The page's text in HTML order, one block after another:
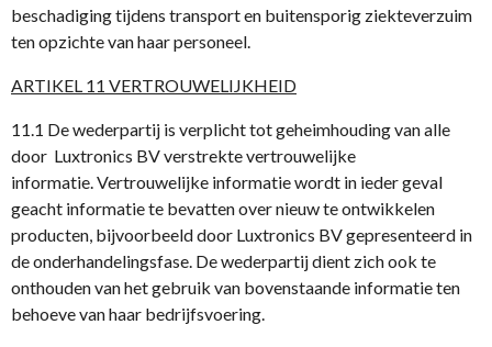
beschadiging tijdens transport en buitensporig ziekteverzuim
ten opzichte van haar personeel.
ARTIKEL 11 VERTROUWELIJKHEID
11.1 De wederpartij is verplicht tot geheimhouding van alle
door Luxtronics BV verstrekte vertrouwelijke
informatie. Vertrouwelijke informatie wordt in ieder geval
geacht informatie te bevatten over nieuw te ontwikkelen
producten, bijvoorbeeld door Luxtronics BV gepresenteerd in
de onderhandelingsfase. De wederpartij dient zich ook te
onthouden van het gebruik van bovenstaande informatie ten
behoeve van haar bedrijfsvoering.